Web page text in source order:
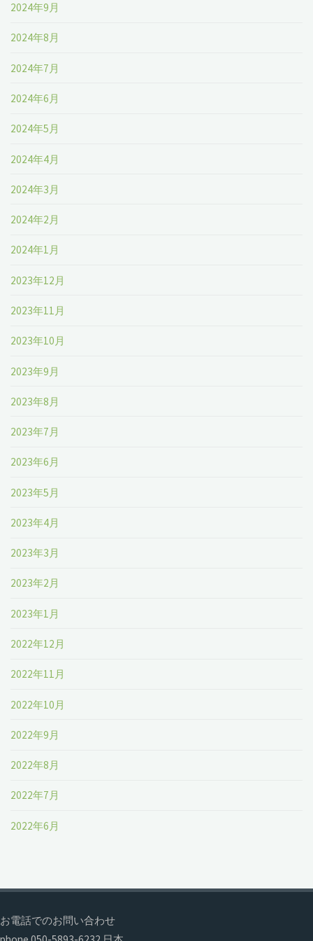
2024年9月
2024年8月
2024年7月
2024年6月
2024年5月
2024年4月
2024年3月
2024年2月
2024年1月
2023年12月
2023年11月
2023年10月
2023年9月
2023年8月
2023年7月
2023年6月
2023年5月
2023年4月
2023年3月
2023年2月
2023年1月
2022年12月
2022年11月
2022年10月
2022年9月
2022年8月
2022年7月
2022年6月
お電話でのお問い合わせ